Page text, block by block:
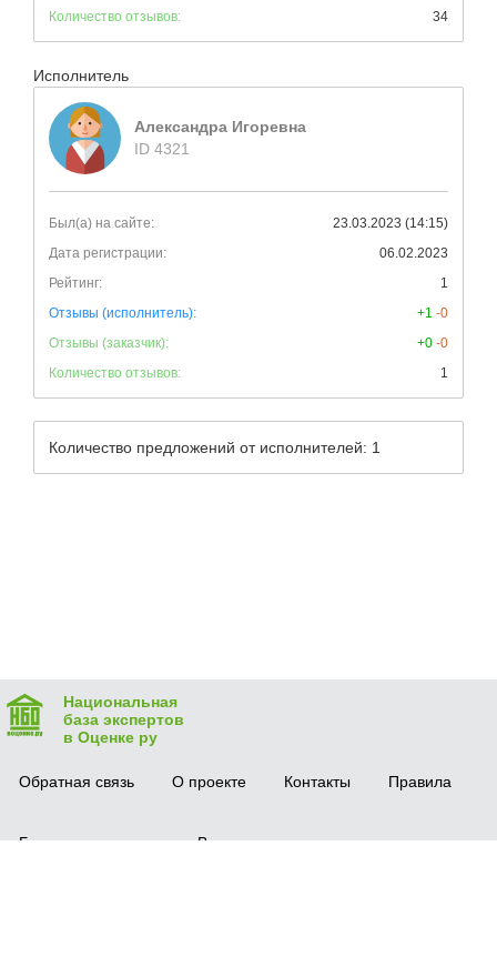
Количество отзывов:
34
Исполнитель
Александра Игоревна
ID 4321
Был(а) на сайте:
23.03.2023 (14:15)
Дата регистрации:
06.02.2023
Рейтинг:
1
Отзывы (исполнитель):
+1 -0
Отзывы (заказчик):
+0 -0
Количество отзывов:
1
Количество предложений от исполнителей: 1
Национальная
база экспертов
в Оценке ру
Обратная связь О проекте Контакты Правила
Безопасная сделка Вопрос-ответ